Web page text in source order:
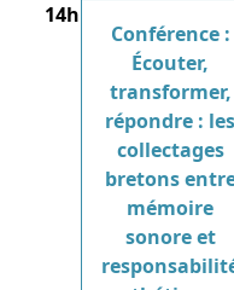
14h
Conférence :
Écouter,
transformer,
répondre : les
collectages
bretons
mémoire
sonore et